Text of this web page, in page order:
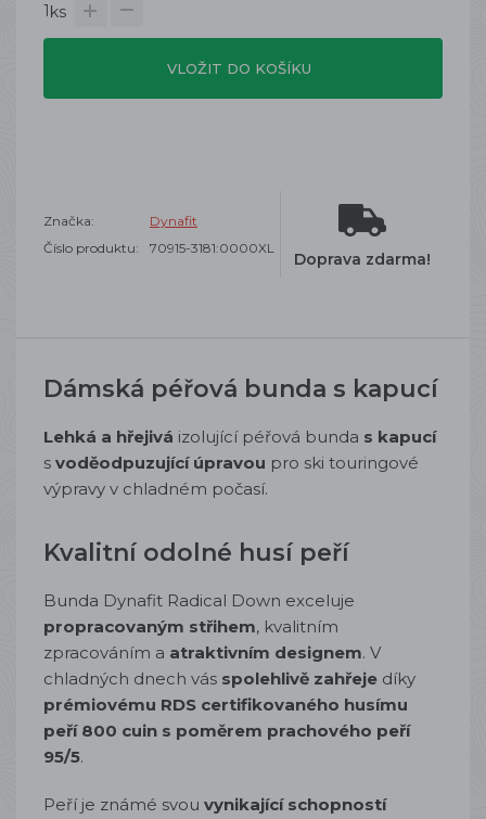
1ks
VLOŽIT DO KOŠÍKU
Značka:
Dynafit
Číslo produktu:
70915-3181:0000XL
Doprava zdarma!
Dámská péřová bunda s kapucí
Lehká a hřejivá izolující péřová bunda s kapucí
s voděodpuzující úpravou pro ski touringové
výpravy v chladném počasí.
Kvalitní odolné husí peří
Bunda Dynafit Radical Down exceluje
propracovaným střihem, kvalitním
zpracováním a atraktivním designem. V
chladných dnech vás spolehlivě zahřeje díky
prémiovému RDS certifikovaného husímu
peří 800 cuin s poměrem prachového peří
95/5.
Peří je známé svou vynikající schopností